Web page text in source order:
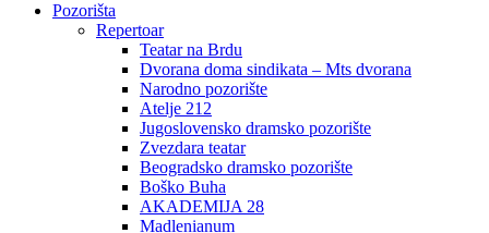
Pozorišta
Repertoar
Teatar na Brdu
Dvorana doma sindikata – Mts dvorana
Narodno pozorište
Atelje 212
Jugoslovensko dramsko pozorište
Zvezdara teatar
Beogradsko dramsko pozorište
Boško Buha
AKADEMIJA 28
Madlenianum